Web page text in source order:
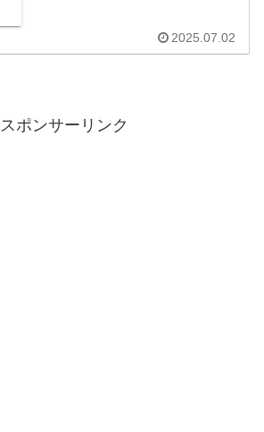
2025.07.02
スポンサーリンク